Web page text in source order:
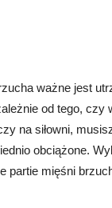
ważne jest
od tego, czy
na siłowni,
obciążone.
partie mięśni